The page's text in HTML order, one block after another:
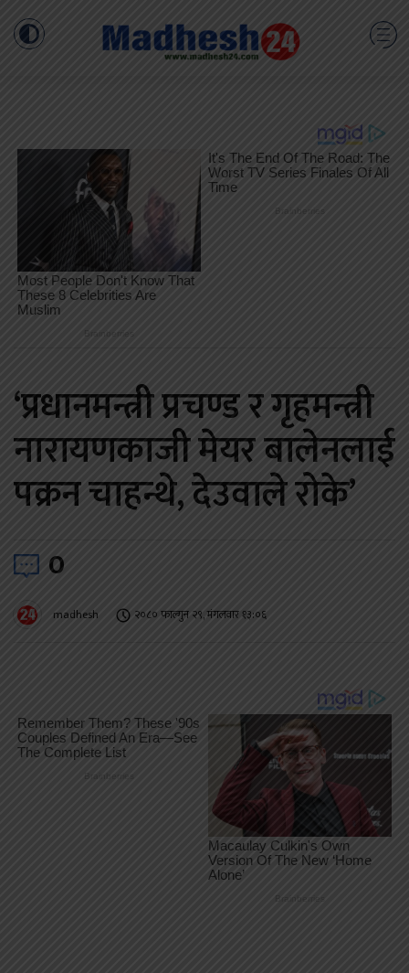
‘प्रधानमन्त्री प्रचण्ड र गृहमन्त्री
नारायणकाजी मेयर बालेनलाई
पक्रन चाहन्थे, देउवाले रोके’
0
madhesh २०८० फाल्गुन २९, मंगलवार १३:०६